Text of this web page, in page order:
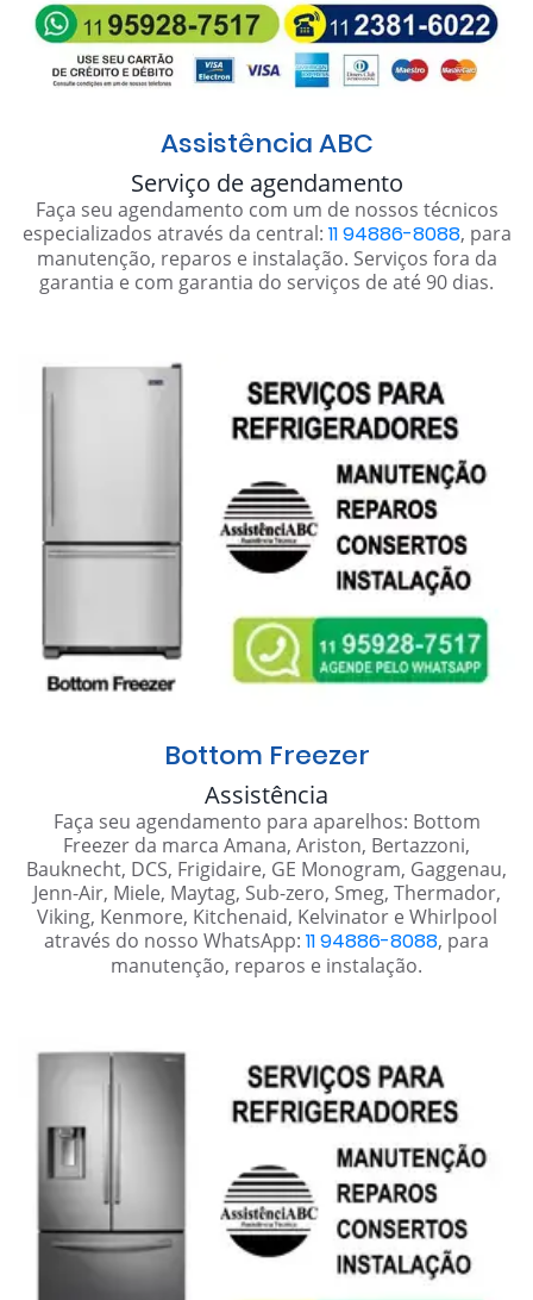
Assistência ABC
Serviço de agendamento
Faça seu agendamento com um de nossos técnicos
especializados através da central: 11 94886-8088, para
manutenção, reparos e instalação. Serviços fora da
garantia e com garantia do serviços de até 90 dias.
Bottom Freezer
Assistência
Faça seu agendamento para aparelhos: Bottom
Freezer da marca Amana, Ariston, Bertazzoni,
Bauknecht, DCS, Frigidaire, GE Monogram, Gaggenau,
Jenn-Air, Miele, Maytag, Sub-zero, Smeg, Thermador,
Viking, Kenmore, Kitchenaid, Kelvinator e Whirlpool
através do nosso WhatsApp: 11 94886-8088, para
manutenção, reparos e instalação.